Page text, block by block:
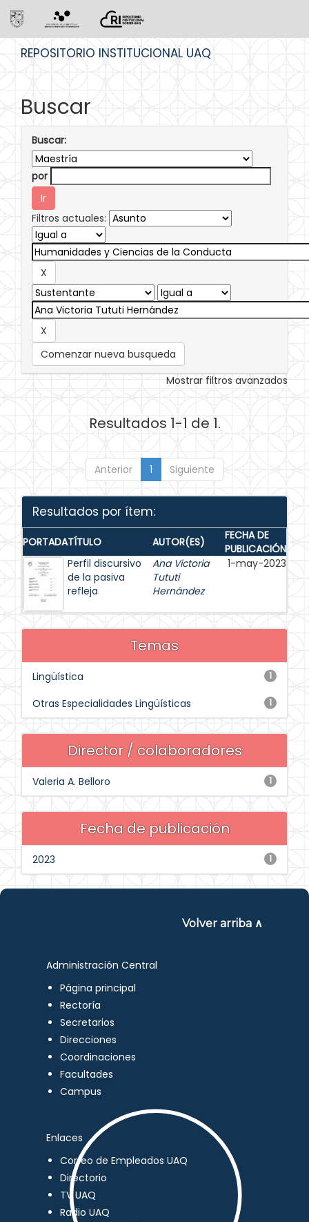
REPOSITORIO INSTITUCIONAL UAQ
Buscar
Buscar:
por
Filtros actuales:
Comenzar nueva busqueda
Mostrar filtros avanzados
Resultados 1-1 de 1.
Anterior 1 Siguiente
Resultados por ítem:
PORTADATÍTULO AUTOR(ES)
FECHA DE
PUBLICACIÓN
Perfil discursivo
de la pasiva
refleja
Ana Victoria
Tututi
Hernández
1-may-2023
Temas
1
Lingüística
1
Otras Especialidades Lingüísticas
Director / colaboradores
1
Valeria A. Belloro
Fecha de publicación
1
2023
Volver arriba ∧
Administración Central
Página principal
Rectoría
Secretarios
Direcciones
Coordinaciones
Facultades
Campus
Enlaces
Correo de Empleados UAQ
Directorio
TV UAQ
Radio UAQ